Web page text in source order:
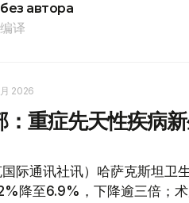
без автора
编译
2026
：重症先天性疾病
国际通讯社讯）哈萨克斯坦
降至6.9%，下降逾三倍；